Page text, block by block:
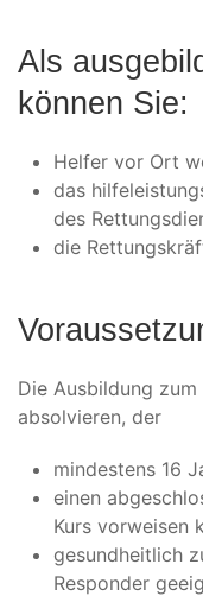
Als
können Sie:
Helfer vor Ort
das
des
die
Die Ausbildung
absolvieren, der
mindestens 16
einen
Kurs vorweisen
gesundheitlich
Responder